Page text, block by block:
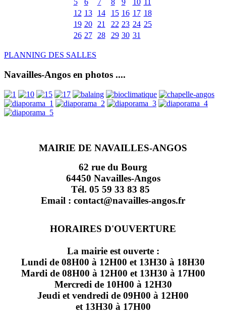
5
6 7 8 9 10 11
12 13 14 15 16 17 18
19 20 21 22 23 24 25
26 27 28 29 30 31
PLANNING DES SALLES
Navailles-Angos en photos ....
MAIRIE DE NAVAILLES-ANGOS
62 rue du Bourg
64450 Navailles-Angos
Tél. 05 59 33 83 85
Email : contact@navailles-angos.fr
HORAIRES D'OUVERTURE
La mairie est ouverte :
Lundi de 08H00 à 12H00 et 13H30 à 18H30
Mardi de 08H00 à 12H00 et 13H30 à 17H00
Mercredi de 10H00 à 12H30
Jeudi et vendredi de 09H00 à 12H00
et 13H30 à 17H00